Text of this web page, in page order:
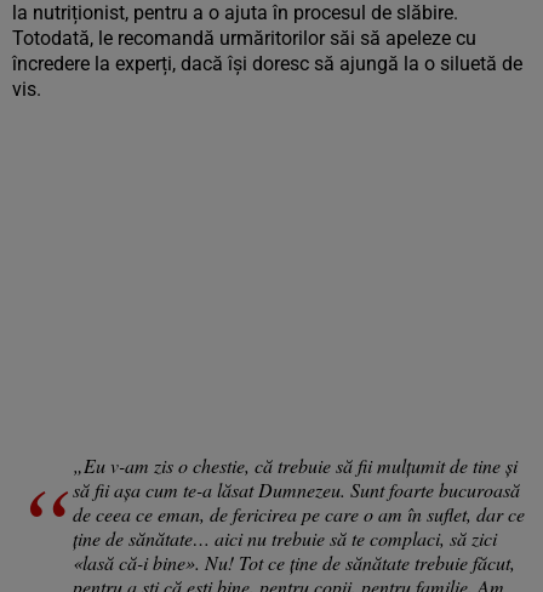
la nutriționist, pentru a o ajuta în procesul de slăbire.
Totodată, le recomandă urmăritorilor săi să apeleze cu
încredere la experți, dacă își doresc să ajungă la o siluetă de
vis.
„Eu v-am zis o chestie, că trebuie să fii mulțumit de tine și
să fii așa cum te-a lăsat Dumnezeu. Sunt foarte bucuroasă
de ceea ce eman, de fericirea pe care o am în suflet, dar ce
ține de sănătate… aici nu trebuie să te complaci, să zici
«lasă că-i bine». Nu! Tot ce ține de sănătate trebuie făcut,
pentru a ști că ești bine, pentru copii, pentru familie. Am